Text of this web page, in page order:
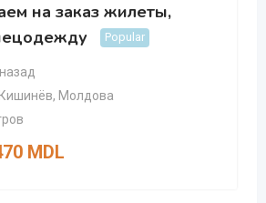
на заказ жилеты,
Popular
, Молдова
MDL